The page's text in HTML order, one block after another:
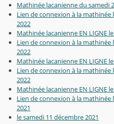
Mathinée lacanienne du samedi
Lien de connexion à la mathinée
2022
Mathinée lacanienne EN LIGNE
Lien de connexion à la
2022
Mathinée lacanienne EN LIGNE
Lien de connexion à la
2022
Mathinée lacanienne EN LIGNE
Lien de connexion à la
2021
le samedi 11 décembre 2021